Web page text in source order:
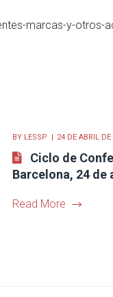
marcas-y-otros-
BY LESSP 24 DE ABRIL
Ciclo de
Barcelona, 24 de
Read More